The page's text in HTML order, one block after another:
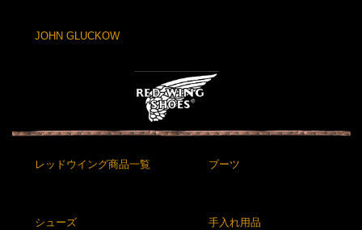
JOHN GLUCKOW
レッドウイング商品一覧 ブーツ
シューズ 手入れ用品